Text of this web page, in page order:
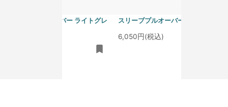
スリーブプルオーバー ライトグレ
スリーブプルオーバー サラシ
6,050円(税込)